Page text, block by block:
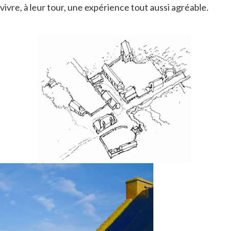
vivre, à leur tour, une expérience tout aussi agréable.